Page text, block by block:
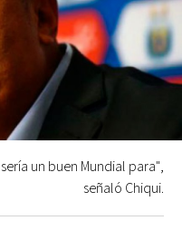
un buen Mundial para",
señaló Chiqui.